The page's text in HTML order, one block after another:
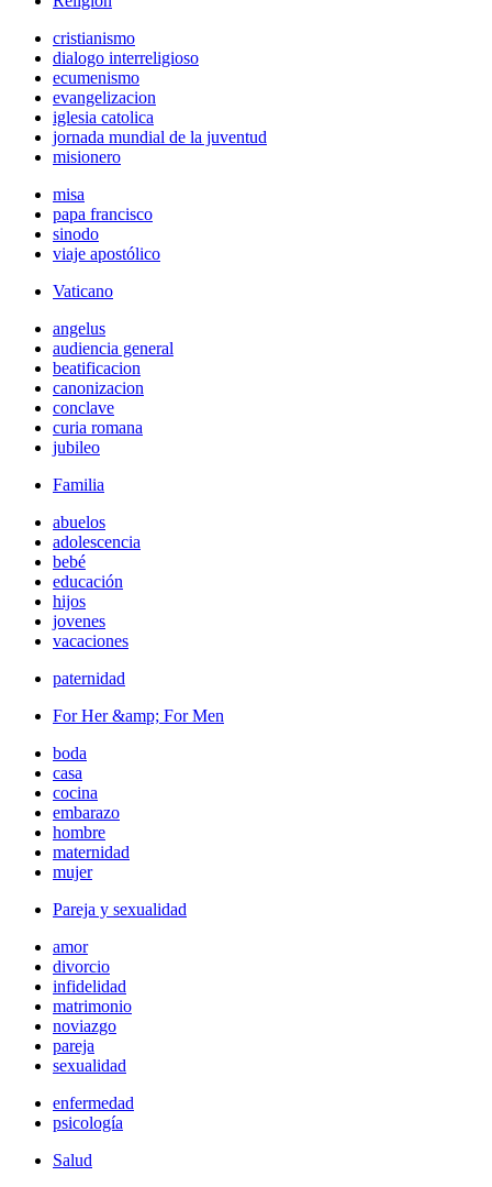
cristianismo
dialogo interreligioso
ecumenismo
evangelizacion
iglesia catolica
jornada mundial de la juventud
misionero
misa
papa francisco
sinodo
viaje apostólico
Vaticano
angelus
audiencia general
beatificacion
canonizacion
conclave
curia romana
jubileo
Familia
abuelos
adolescencia
bebé
educación
hijos
jovenes
vacaciones
paternidad
For Her &amp; For Men
boda
casa
cocina
embarazo
hombre
maternidad
mujer
Pareja y sexualidad
amor
divorcio
infidelidad
matrimonio
noviazgo
pareja
sexualidad
enfermedad
psicología
Salud